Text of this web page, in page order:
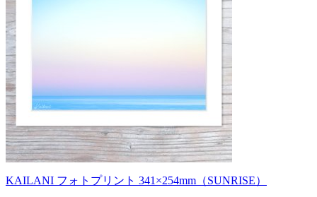
KAILANI フォトプリント 341×254mm（SUNRISE）